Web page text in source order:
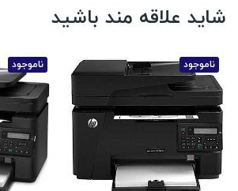
شاید علاقه مند باشید
ناموجود ناموجود